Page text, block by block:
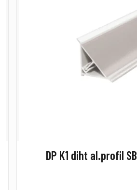
DP K1 diht al.profil SB